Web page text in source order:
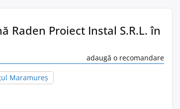
Raden Proiect Instal S.R.L. în
adaugă o recomandare
Maramureș